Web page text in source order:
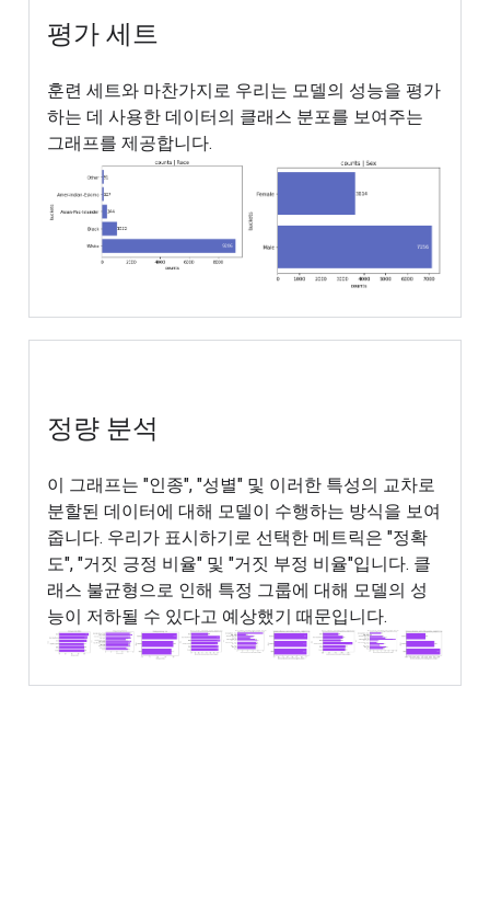
평가 세트
훈련 세트와 마찬가지로 우리는 모델의 성능을 평가
하는 데 사용한 데이터의 클래스 분포를 보여주는
그래프를 제공합니다.
정량 분석
이 그래프는 "인종", "성별" 및 이러한 특성의 교차로
분할된 데이터에 대해 모델이 수행하는 방식을 보여
줍니다. 우리가 표시하기로 선택한 메트릭은 "정확
도", "거짓 긍정 비율" 및 "거짓 부정 비율"입니다. 클
래스 불균형으로 인해 특정 그룹에 대해 모델의 성
능이 저하될 수 있다고 예상했기 때문입니다.